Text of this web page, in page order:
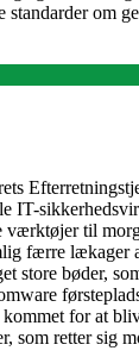
om
IT-
til
færre
store bøder,
for at
som retter